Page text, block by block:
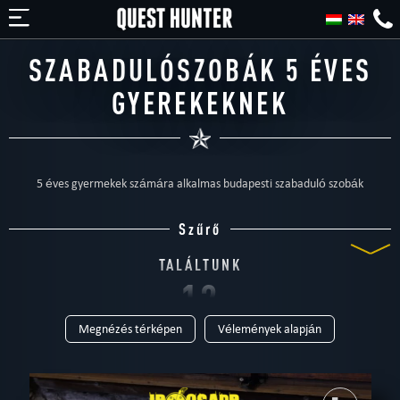
SZABADULÓSZOBÁK 5 ÉVES
GYEREKEKNEK
5 éves gyermekek számára alkalmas budapesti szabaduló szobák
Szűrő
TALÁLTUNK
12
SZABADULÓSZOBÁT
Mind Szabadulószoba Otthoni Gyerekeknek
Családi
Megnézés térképen Vélemények alapján